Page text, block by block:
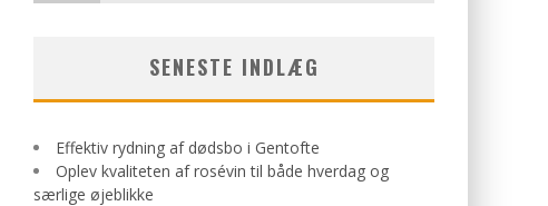
SENESTE INDLÆG
Effektiv rydning af dødsbo i Gentofte
Oplev kvaliteten af rosévin til både hverdag og
særlige øjeblikke